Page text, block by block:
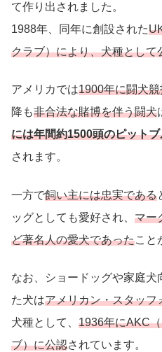
て作り出されました。
1988年、同年に創設された
クラブ）により、犬種として
アメリカでは1900年に闘犬
降も非合法な賭博を伴う闘犬
には年間約1500頭のピット
されます。
一方で飼い主には忠実である
ッグとしても愛好され、 マー
ど著名人の愛犬であったこと
なお、ショードッグや家庭
た犬はアメリカン・スタッフ
犬種として、 1936年にAKC
ブ）に公認されています。